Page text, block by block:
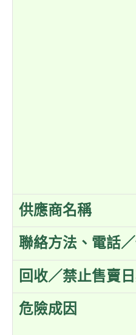
供應商名稱
聯絡方法、電話
回收／禁止售賣
危險成因